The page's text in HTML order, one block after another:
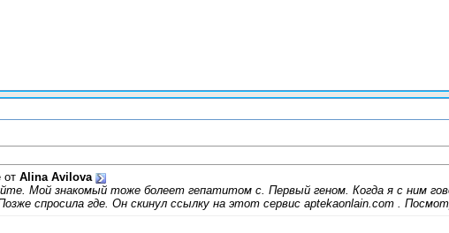
от Alina Avilova
Мой знакомый тоже болеет гепатитом с. Первый геном. Когда я с ним
спросила где. Он скинул ссылку на этот сервис aptekaonlain.com .